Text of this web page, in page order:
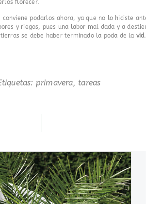
florecer.
conviene podarlos ahora, ya que no lo hiciste
y riegos, pues una labor mal dada y a
se debe haber terminado la poda de la vid
primavera,tareas